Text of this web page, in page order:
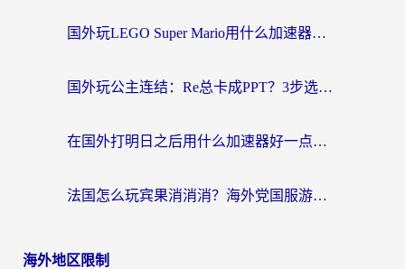
国外玩LEGO Super Mario用什么加速器？2026海外玩家亲测有效指南
国外玩公主连结：Re总卡成PPT？3步选对加速器，畅玩国服无压力
在国外打明日之后用什么加速器好一点？海外玩家亲测有效的国服游戏加速指南
法国怎么玩宾果消消消？海外党国服游戏加速器终极指南（附漫威召唤与合成解决办法）
海外地区限制